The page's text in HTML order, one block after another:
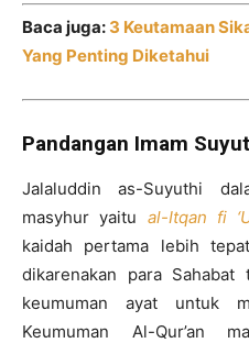
Baca juga: 3 Keutamaan
Yang Penting Diketahui
Pandangan Imam
Jalaluddin as-Suyuthi
masyhur yaitu al-Itqan fi
kaidah pertama lebih
dikarenakan para Sahabat
keumuman ayat untuk
Keumuman Al-Qur’an